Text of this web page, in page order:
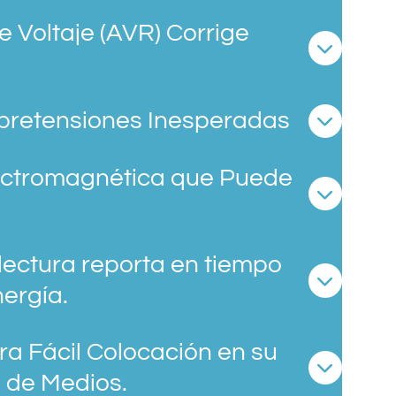
Voltaje (AVR) Corrige
Inesperadas
que Puede
reporta en tiempo
Fácil Colocación en su
Medios.